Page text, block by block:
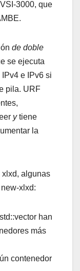
3000, que
de doble
se ejecuta
e IPv6 si
pila. URF
ytiene
la
xlxd, algunas
xlxd:
han
más
contenedor